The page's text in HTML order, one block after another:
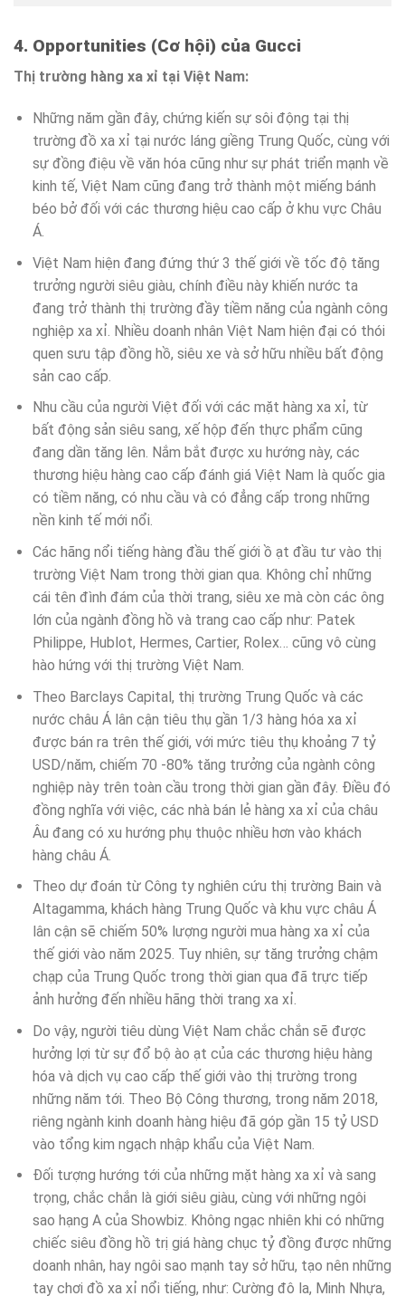
4. Opportunities (Cơ hội) của Gucci
Thị trường hàng xa xỉ tại Việt Nam:
Những năm gần đây, chứng kiến sự sôi động tại thị
trường đồ xa xỉ tại nước láng giềng Trung Quốc, cùng với
sự đồng điệu về văn hóa cũng như sự phát triển mạnh về
kinh tế, Việt Nam cũng đang trở thành một miếng bánh
béo bở đối với các thương hiệu cao cấp ở khu vực Châu
Á.
Việt Nam hiện đang đứng thứ 3 thế giới về tốc độ tăng
trưởng người siêu giàu, chính điều này khiến nước ta
đang trở thành thị trường đầy tiềm năng của ngành công
nghiệp xa xỉ. Nhiều doanh nhân Việt Nam hiện đại có thói
quen sưu tập đồng hồ, siêu xe và sở hữu nhiều bất động
sản cao cấp.
Nhu cầu của người Việt đối với các mặt hàng xa xỉ, từ
bất động sản siêu sang, xế hộp đến thực phẩm cũng
đang dần tăng lên. Nắm bắt được xu hướng này, các
thương hiệu hàng cao cấp đánh giá Việt Nam là quốc gia
có tiềm năng, có nhu cầu và có đẳng cấp trong những
nền kinh tế mới nổi.
Các hãng nổi tiếng hàng đầu thế giới ồ ạt đầu tư vào thị
trường Việt Nam trong thời gian qua. Không chỉ những
cái tên đình đám của thời trang, siêu xe mà còn các ông
lớn của ngành đồng hồ và trang cao cấp như: Patek
Philippe, Hublot, Hermes, Cartier, Rolex… cũng vô cùng
hào hứng với thị trường Việt Nam.
Theo Barclays Capital, thị trường Trung Quốc và các
nước châu Á lân cận tiêu thụ gần 1/3 hàng hóa xa xỉ
được bán ra trên thế giới, với mức tiêu thụ khoảng 7 tỷ
USD/năm, chiếm 70 -80% tăng trưởng của ngành công
nghiệp này trên toàn cầu trong thời gian gần đây. Điều đó
đồng nghĩa với việc, các nhà bán lẻ hàng xa xỉ của châu
Âu đang có xu hướng phụ thuộc nhiều hơn vào khách
hàng châu Á.
Theo dự đoán từ Công ty nghiên cứu thị trường Bain và
Altagamma, khách hàng Trung Quốc và khu vực châu Á
lân cận sẽ chiếm 50% lượng người mua hàng xa xỉ của
thế giới vào năm 2025. Tuy nhiên, sự tăng trưởng chậm
chạp của Trung Quốc trong thời gian qua đã trực tiếp
ảnh hưởng đến nhiều hãng thời trang xa xỉ.
Do vậy, người tiêu dùng Việt Nam chắc chắn sẽ được
hưởng lợi từ sự đổ bộ ào ạt của các thương hiệu hàng
hóa và dịch vụ cao cấp thế giới vào thị trường trong
những năm tới. Theo Bộ Công thương, trong năm 2018,
riêng ngành kinh doanh hàng hiệu đã góp gần 15 tỷ USD
vào tổng kim ngạch nhập khẩu của Việt Nam.
Đối tượng hướng tới của những mặt hàng xa xỉ và sang
trọng, chắc chắn là giới siêu giàu, cùng với những ngôi
sao hạng A của Showbiz. Không ngạc nhiên khi có những
chiếc siêu đồng hồ trị giá hàng chục tỷ đồng được những
doanh nhân, hay ngôi sao mạnh tay sở hữu, tạo nên những
tay chơi đồ xa xỉ nổi tiếng, như: Cường đô la, Minh Nhựa,